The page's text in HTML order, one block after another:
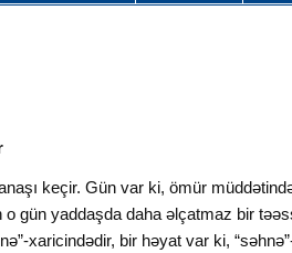
keçir. Gün var ki, ömür
o gün yaddaşda daha əlçatmaz bir
xaricindədir, bir həyat var ki,